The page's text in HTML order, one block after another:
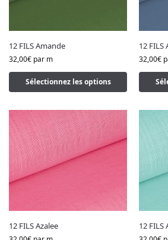
12 FILS Amande
32,00€ par m
Sélectionnez les options
12 FILS
32,00€
12 FILS Azalee 12 FILS